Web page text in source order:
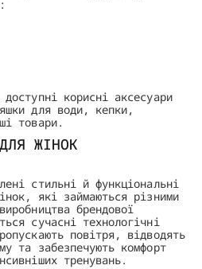
корисні аксесуари
для води, кепки,
товари.
ЖІНОК
стильні й функціональні
які займаються різними
брендової
сучасні технологічні
повітря, відводять
та забезпечують комфорт
тренувань.